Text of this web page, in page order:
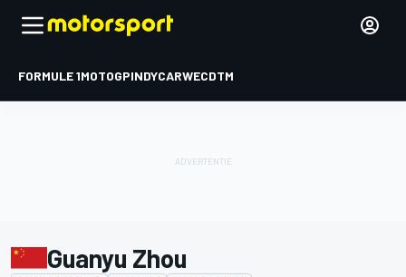
FORMULE 1MOTOGPINDYCARWECDTM
Guanyu Zhou